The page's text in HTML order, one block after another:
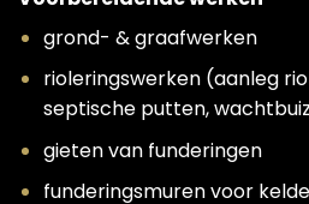
grond- & graafwerken
rioleringswerken (aanleg
septische putten,
gieten van funderingen
funderingsmuren voor